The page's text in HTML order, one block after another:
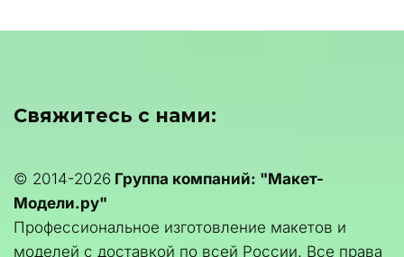
Свяжитесь с нами:
© 2014-2026 Группа компаний: "Макет-
Модели.ру"
Профессиональное изготовление макетов и
моделей с доставкой по всей России. Все права